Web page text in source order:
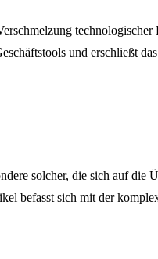
und erschließt
solcher, die sich auf die
befasst sich mit der